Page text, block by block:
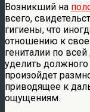
Возникший на
всего,
гигиены, что
отношению к
гениталии по
уделить
произойдет
приводящее к
ощущениям.